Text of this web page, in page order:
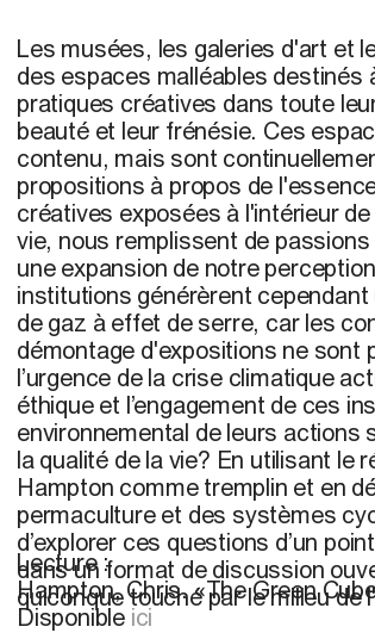
Les musées, les galeries d'art et
des espaces malléables
pratiques créatives dans toute
beauté et leur frénésie. Ces
contenu, mais sont
propositions à propos de
créatives exposées à l'intérieur
vie, nous remplissent de
une expansion de notre
institutions générèrent
de gaz à effet de serre, car les
démontage d'expositions ne sont
l’urgence de la crise climatique
éthique et l’engagement de ces
environnemental de leurs actions
la qualité de la vie? En utilisant le
Hampton comme tremplin et en
permaculture et des systèmes
d’explorer ces questions d’un
dans un format de discussion
quiconque touché par le milieu de
Lecture :
Hampton, Chris. «The Green
Disponible ici